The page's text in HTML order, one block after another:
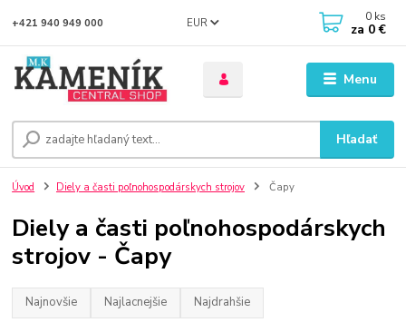
Menu
EUR
Hľadať
+421 940 949 000 0 ks
za 0 €
Úvod Diely a časti poľnohospodárskych strojov Čapy
Diely a časti poľnohospodárskych
strojov - Čapy
Najnovšie Najlacnejšie Najdrahšie